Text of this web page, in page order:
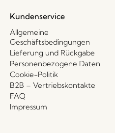
Kundenservice
Allgemeine
Geschäftsbedingungen
Lieferung und Rückgabe
Personenbezogene Daten
Cookie-Politik
B2B – Vertriebskontakte
FAQ
Impressum